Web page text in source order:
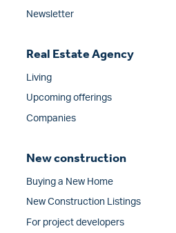
Newsletter
Real Estate Agency
Living
Upcoming offerings
Companies
New construction
Buying a New Home
New Construction Listings
For project developers